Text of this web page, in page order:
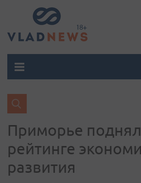
Приморье
рейтинге
развития